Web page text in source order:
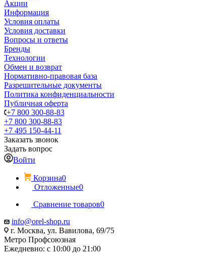
Акции
Информация
Условия оплаты
Условия доставки
Вопросы и ответы
Бренды
Технологии
Обмен и возврат
Нормативно-правовая база
Разрешительные документы
Политика конфиденциальности
Публичная оферта
+7 800 300-88-83
+7 800 300-88-83
+7 495 150-44-11
Заказать звонок
Задать вопрос
Войти
Корзина0
Отложенные0
Сравнение товаров0
info@orel-shop.ru
г. Москва, ул. Вавилова, 69/75
Метро Профсоюзная
Ежедневно: с 10:00 до 21:00